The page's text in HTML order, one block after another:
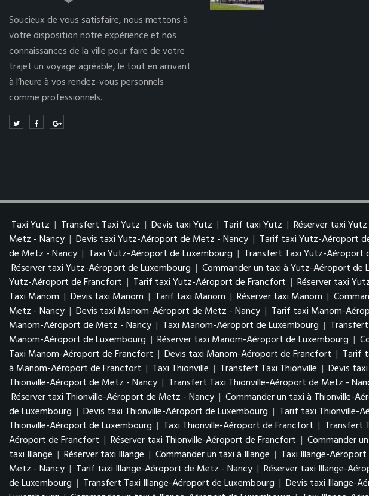
Soucieux de vous satisfaire, nous mettons à
votre disposition notre expérience et nos
connaissances de la ville pour faire de votre
trajet un voyage agréable, le tout en arrivant
à l’heure à vos rendez-vous personnels
comme professionnels.
Taxi Yutz | Transfert Taxi Yutz | Devis taxi Yutz | Tarif taxi Yutz | Réserver taxi Yutz
Metz - Nancy | Devis taxi Yutz-Aéroport de Metz - Nancy | Tarif taxi Yutz-Aéroport
de Metz - Nancy | Taxi Yutz-Aéroport de Luxembourg | Transfert Taxi Yutz-Aéroport
Réserver taxi Yutz-Aéroport de Luxembourg | Commander un taxi à Yutz-Aéroport de
Yutz-Aéroport de Francfort | Tarif taxi Yutz-Aéroport de Francfort | Réserver taxi
Taxi Manom | Devis taxi Manom | Tarif taxi Manom | Réserver taxi Manom |
Metz - Nancy | Devis taxi Manom-Aéroport de Metz - Nancy | Tarif taxi Manom-
Manom-Aéroport de Metz - Nancy | Taxi Manom-Aéroport de Luxembourg |
Manom-Aéroport de Luxembourg | Réserver taxi Manom-Aéroport de Luxembourg |
Taxi Manom-Aéroport de Francfort | Devis taxi Manom-Aéroport de Francfort | Tarif
à Manom-Aéroport de Francfort | Taxi Thionville | Transfert Taxi Thionville | Devis
Thionville-Aéroport de Metz - Nancy | Transfert Taxi Thionville-Aéroport de Metz -
Réserver taxi Thionville-Aéroport de Metz - Nancy | Commander un taxi à Thionville-
de Luxembourg | Devis taxi Thionville-Aéroport de Luxembourg | Tarif taxi Thionville-
Thionville-Aéroport de Luxembourg | Taxi Thionville-Aéroport de Francfort | Transfert
Aéroport de Francfort | Réserver taxi Thionville-Aéroport de Francfort | Commander
taxi Illange | Réserver taxi Illange | Commander un taxi à Illange | Taxi Illange-
Metz - Nancy | Tarif taxi Illange-Aéroport de Metz - Nancy | Réserver taxi Illange-
de Luxembourg | Transfert Taxi Illange-Aéroport de Luxembourg | Devis taxi Illange-